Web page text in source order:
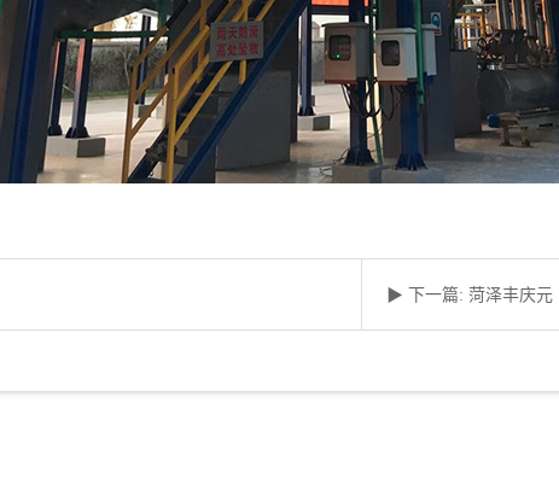
▶ 下一篇: 菏泽丰庆元